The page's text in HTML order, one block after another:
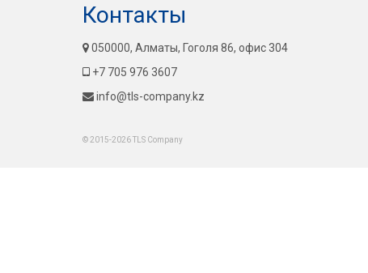
Контакты
050000, Алматы, Гоголя 86, офис 304
+7 705 976 3607
info@tls-company.kz
© 2015-2026 TLS Company